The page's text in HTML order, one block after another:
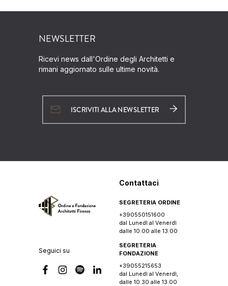
NEWSLETTER
Ricevi news dall'Ordine degli Architetti e
rimani aggiornato sulle ultime novità.
ISCRIVITI ALLA NEWSLETTER
Seguici su
Contattaci
SEGRETERIA ORDINE
+390550151600
dal Lunedì al Venerdì
dalle 10.00 alle 13.00
SEGRETERIA
FONDAZIONE
+39055215653
dal Lunedì al Venerdì,
dalle 10.30 alle 13.00